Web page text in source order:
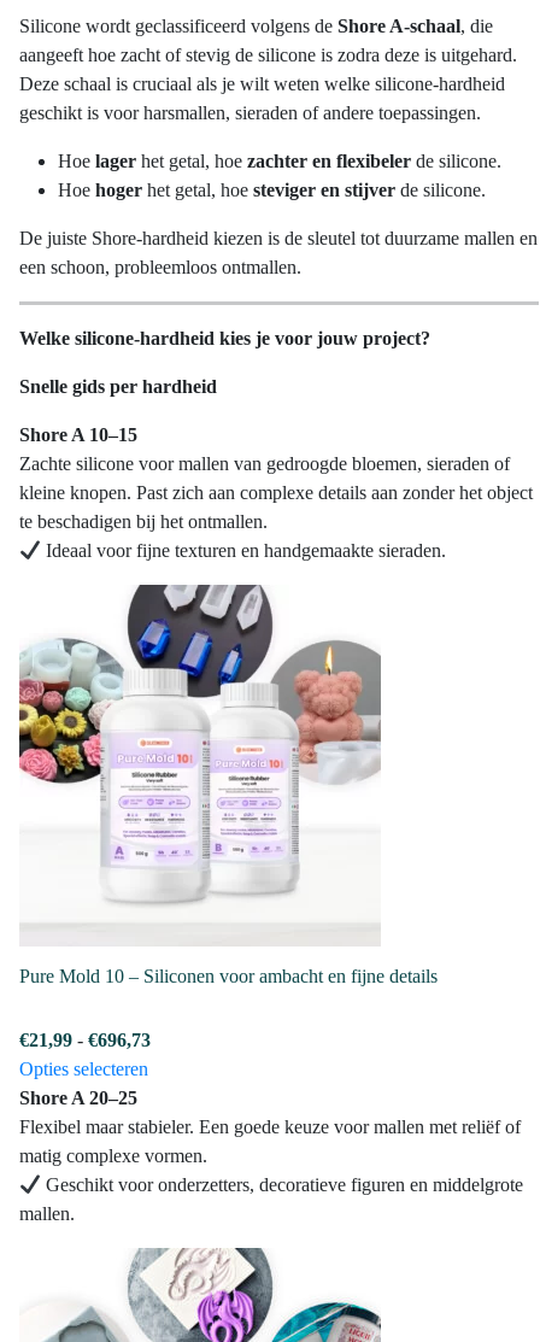
Silicone wordt geclassificeerd volgens de Shore A-schaal, die
aangeeft hoe zacht of stevig de silicone is zodra deze is uitgehard.
Deze schaal is cruciaal als je wilt weten welke silicone-hardheid
geschikt is voor harsmallen, sieraden of andere toepassingen.
Hoe lager het getal, hoe zachter en flexibeler de silicone.
Hoe hoger het getal, hoe steviger en stijver de silicone.
De juiste Shore-hardheid kiezen is de sleutel tot duurzame mallen en
een schoon, probleemloos ontmallen.
Welke silicone-hardheid kies je voor jouw project?
Snelle gids per hardheid
Shore A 10–15
Zachte silicone voor mallen van gedroogde bloemen, sieraden of
kleine knopen. Past zich aan complexe details aan zonder het object
te beschadigen bij het ontmallen.
Ideaal voor fijne texturen en handgemaakte sieraden.
Pure Mold 10 – Siliconen voor ambacht en fijne details
€21,99 - €696,73Prijsklasse:
€696,73
Opties selecteren
heeft
meerdere
variaties.
kan
gekozen
worden
Shore A 20–25
Flexibel maar stabieler. Een goede keuze voor mallen met reliëf of
matig complexe vormen.
Geschikt voor onderzetters, decoratieve figuren en middelgrote
mallen.